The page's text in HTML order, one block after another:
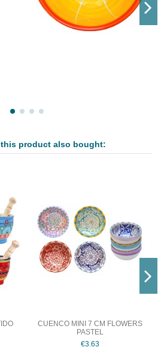
product also bought:
CUENCO MINI 7 CM FLOWERS
PASTEL
€3.63